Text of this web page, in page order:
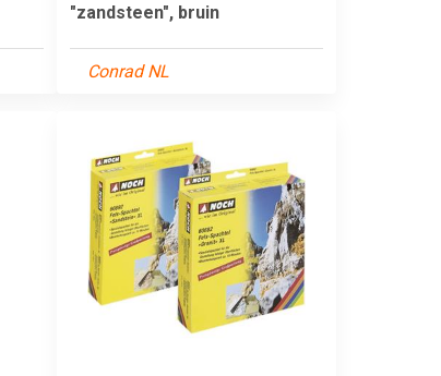
"zandsteen", bruin
Conrad NL